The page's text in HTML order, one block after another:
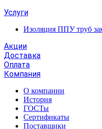
Услуги
Изоляция ППУ труб
Акции
Доставка
Оплата
Компания
О компании
История
ГОСТы
Сертификаты
Поставщики